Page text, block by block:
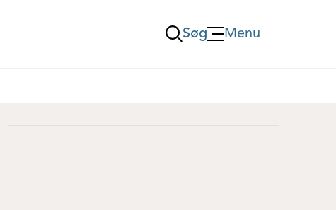
Søg
Öppna Menu
Menu